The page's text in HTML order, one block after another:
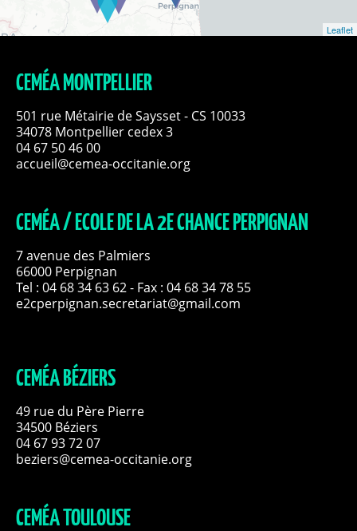
Leaflet
CEMÉA MONTPELLIER
501 rue Métairie de Saysset - CS 10033
34078 Montpellier cedex 3
04 67 50 46 00
accueil@cemea-occitanie.org
CEMÉA / ECOLE DE LA 2E CHANCE PERPIGNAN
7 avenue des Palmiers
66000 Perpignan
Tel : 04 68 34 63 62- Fax : 04 68 34 78 55
e2cperpignan.secretariat@gmail.com
CEMÉA BÉZIERS
49 rue du Père Pierre
34500 Béziers
04 67 93 72 07
beziers@cemea-occitanie.org
CEMÉA TOULOUSE